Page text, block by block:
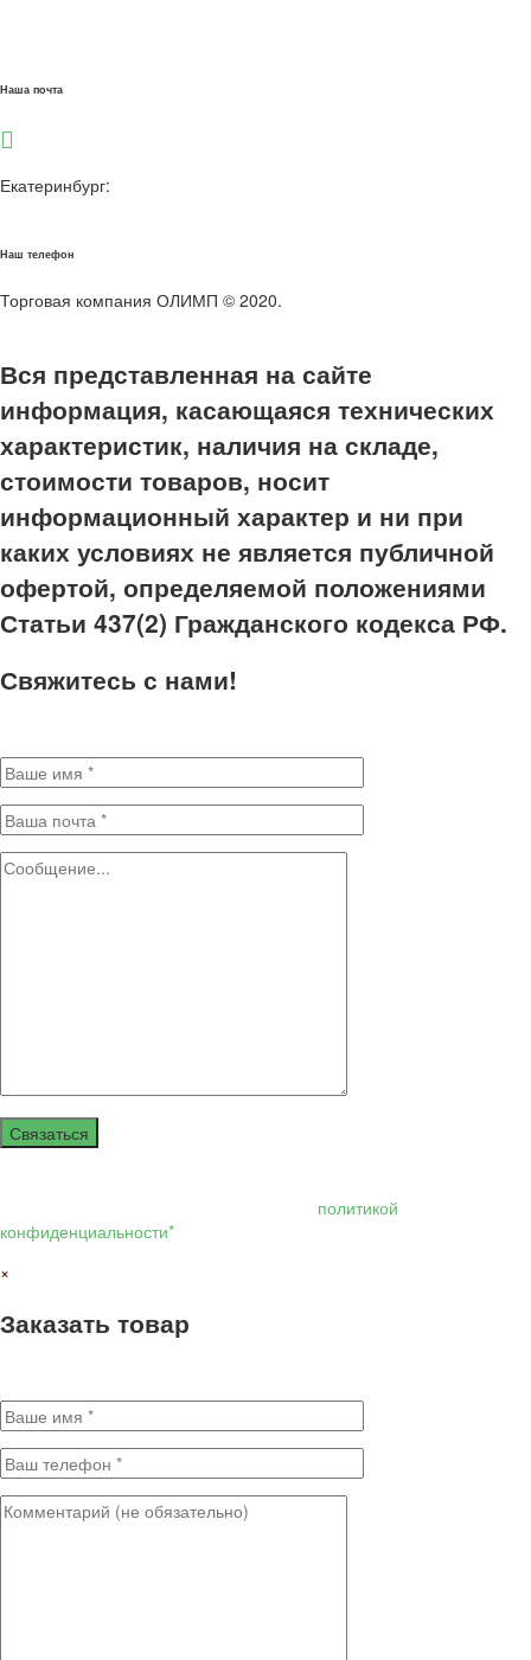
Наша почта
Екатеринбург:
Наш телефон
Торговая компания ОЛИМП © 2020.
Вся представленная на сайте
информация, касающаяся технических
характеристик, наличия на складе,
стоимости товаров, носит
информационный характер и ни при
каких условиях не является публичной
офертой, определяемой положениями
Статьи 437(2) Гражданского кодекса РФ.
Свяжитесь с нами!
Связаться
политикой
конфиденциальности*
×
Заказать товар